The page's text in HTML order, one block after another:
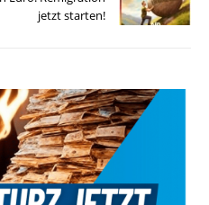
jetzt starten!